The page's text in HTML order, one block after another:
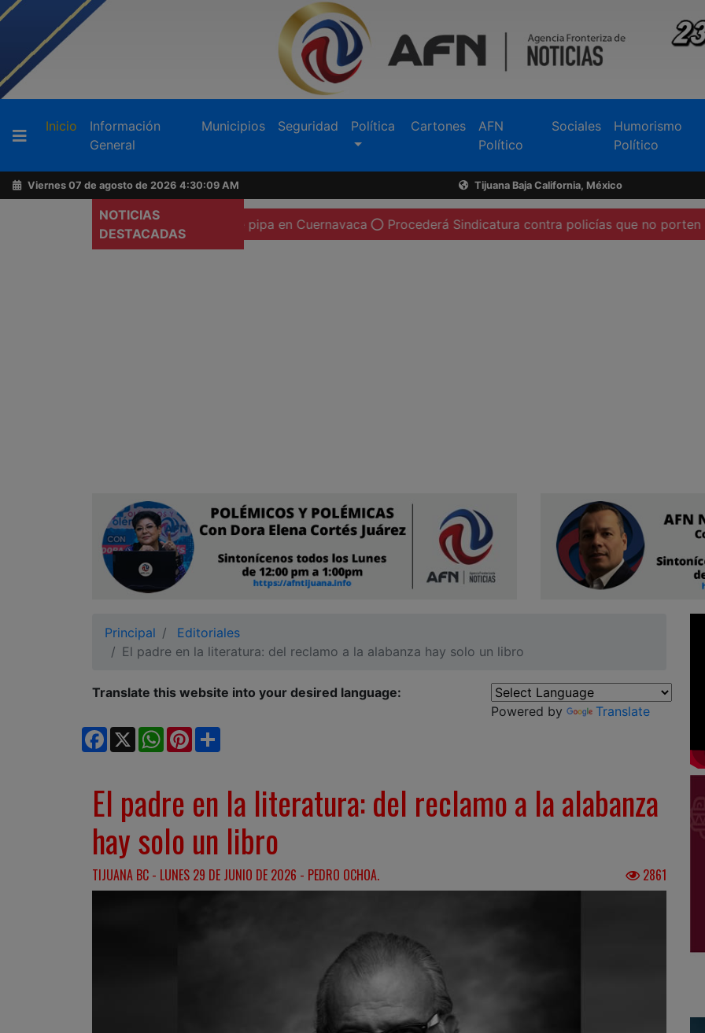
Inicio (current)
Información
General
Municipios Seguridad Política Cartones
AFN
Político
Sociales
Humorismo
Político
Viernes 07 de agosto de 2026 4:30:10 AM Tijuana Baja California, México
NOTICIAS
DESTACADAS
a heridos por explosión de pipa en Cuernavaca Procederá Sindicatura contra policías que no porten su
Principal
Editoriales
El padre en la literatura: del reclamo a la alabanza hay solo un libro
Translate this website into your desired language:
Powered by
Translate
Facebook
X WhatsApp
Pinterest
El padre en la literatura: del reclamo a la alabanza
hay solo un libro
TIJUANA BC - LUNES 29 DE JUNIO DE 2026 - PEDRO OCHOA. 2861
Buscador
Acerca
de